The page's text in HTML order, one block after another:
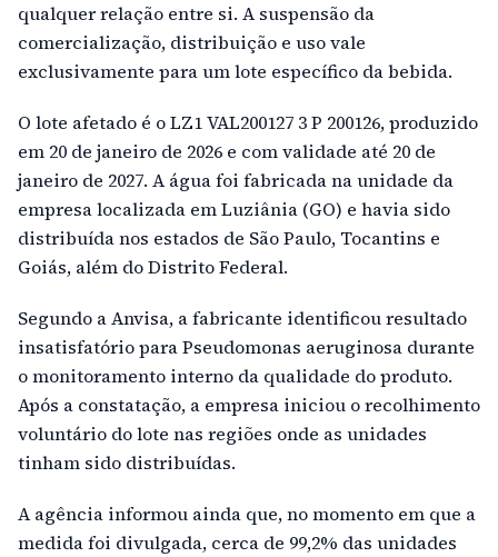
qualquer relação entre si. A suspensão da
comercialização, distribuição e uso vale
exclusivamente para um lote específico da bebida.
O lote afetado é o LZ1 VAL200127 3 P 200126, produzido
em 20 de janeiro de 2026 e com validade até 20 de
janeiro de 2027. A água foi fabricada na unidade da
empresa localizada em Luziânia (GO) e havia sido
distribuída nos estados de São Paulo, Tocantins e
Goiás, além do Distrito Federal.
Segundo a Anvisa, a fabricante identificou resultado
insatisfatório para Pseudomonas aeruginosa durante
o monitoramento interno da qualidade do produto.
Após a constatação, a empresa iniciou o recolhimento
voluntário do lote nas regiões onde as unidades
tinham sido distribuídas.
A agência informou ainda que, no momento em que a
medida foi divulgada, cerca de 99,2% das unidades